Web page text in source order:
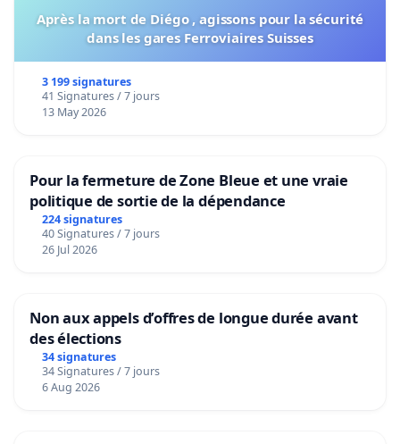
Après la mort de Diégo , agissons pour la sécurité
dans les gares Ferroviaires Suisses
3 199 signatures
41 Signatures / 7 jours
13 May 2026
Pour la fermeture de Zone Bleue et une vraie
politique de sortie de la dépendance
224 signatures
40 Signatures / 7 jours
26 Jul 2026
Non aux appels d’offres de longue durée avant
des élections
34 signatures
34 Signatures / 7 jours
6 Aug 2026